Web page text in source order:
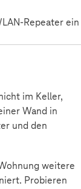
Repeater ein
im Keller,
Wand in
und den
weitere
Probieren